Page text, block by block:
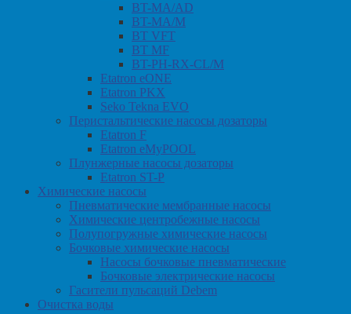
BT-MA/AD
BT-MA/M
BT VFT
BT MF
BT-PH-RX-CL/M
Etatron eONE
Etatron PKX
Seko Tekna EVO
Перистальтические насосы дозаторы
Etatron F
Etatron eMyPOOL
Плунжерные насосы дозаторы
Etatron ST-P
Химические насосы
Пневматические мембранные насосы
Химические центробежные насосы
Полупогружные химические насосы
Бочковые химические насосы
Насосы бочковые пневматические
Бочковые электрические насосы
Гасители пульсаций Debem
Очистка воды